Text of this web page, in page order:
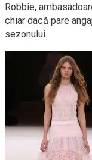
Robbie,
chiar dacă pare
sezonului.